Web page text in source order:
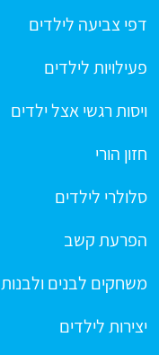
דפי צביעה לילדים
פעילויות לילדים
ויסות רגשי אצל ילדים
חזון הורי
סלולרי לילדים
הפרעת קשב
משחקים לבנים ולבנות
יצירות לילדים